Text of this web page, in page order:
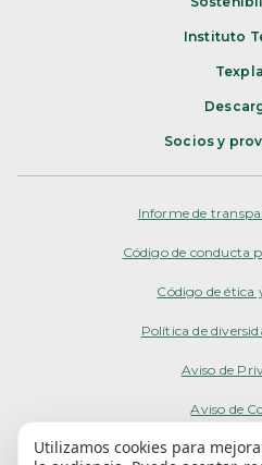
Instituto
Socios y
Informe de
Código de conducta
Código de ética
Política de
Aviso de
Aviso de
Términos
Utilizamos cookies para